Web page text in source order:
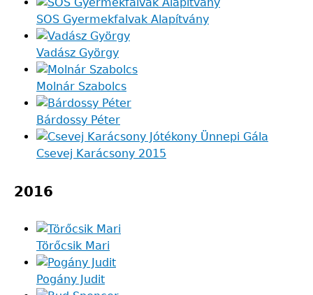
SOS Gyermekfalvak Alapítvány
Vadász György
Molnár Szabolcs
Bárdossy Péter
Csevej Karácsony 2015
2016
Törőcsik Mari
Pogány Judit